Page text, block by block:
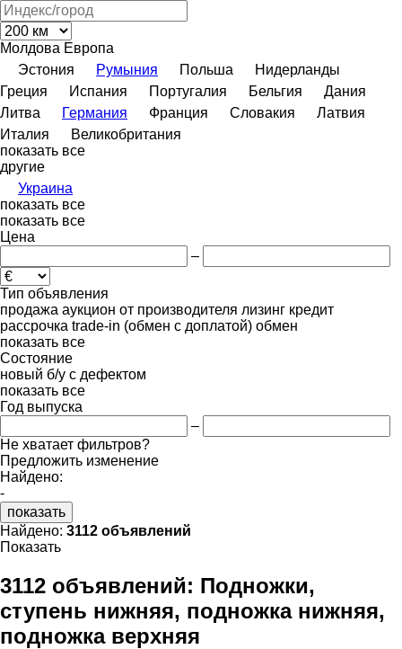
Молдова Европа
Эстония
Румыния Польша
Нидерланды
Греция
Испания Португалия Бельгия
Дания
Литва
Германия Франция Словакия
Латвия
Италия
Великобритания
показать все
другие
Украина
показать все
показать все
Цена
–
Тип объявления
продажа аукцион от производителя лизинг кредит
рассрочка trade-in (обмен с доплатой) обмен
показать все
Состояние
новый б/у с дефектом
показать все
Год выпуска
–
Не хватает фильтров?
Предложить изменение
Найдено:
-
показать
Найдено: 3112 объявлений
Показать
3112 объявлений: Подножки,
ступень нижняя, подножка нижняя,
подножка верхняя